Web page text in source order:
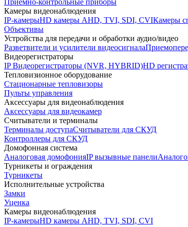
Приемно-контрольные приборы
Камеры видеонаблюдения
IP-камерыHD камеры AHD, TVI, SDI, CVIКамеры
Объективы
Устройства для передачи и обработки аудио/видео
Разветвители и усилители видеосигнала
Видеорегистраторы
IP Видеорегистраторы (NVR, HYBRID)HD
Тепловизионное оборудование
Стационарные тепловизоры
Пульты управления
Аксессуары для видеонаблюдения
Аксессуары для видеокамер
Считыватели и терминалы
Терминалы доступаСчитыватели для СКУД
Контроллеры для СКУД
Домофонная система
Аналоговая домофонияIP вызывные панели
Турникеты и ограждения
Турникеты
Исполнительные устройства
Замки
Уценка
Камеры видеонаблюдения
IP-камерыHD камеры AHD, TVI, SDI, CVI